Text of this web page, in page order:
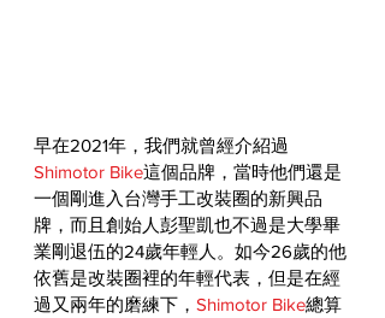
早在2021年，我們就曾經介紹過
Shimotor Bike這個品牌，當時他們還是
一個剛進入台灣手工改裝圈的新興品
牌，而且創始人彭聖凱也不過是大學畢
業剛退伍的24歲年輕人。如今26歲的他
依舊是改裝圈裡的年輕代表，但是在經
過又兩年的磨練下， Shimotor Bike總算